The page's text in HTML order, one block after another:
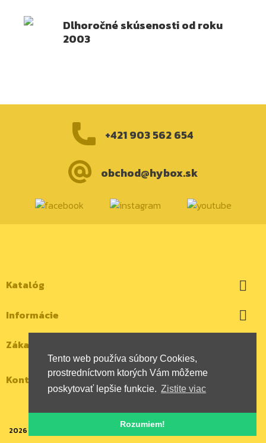
Tento web používa súbory Cookies,
prostredníctvom ktorých Vám môžeme
poskytovať lepšie funkcie. Zistite viac
Rozumiem!
Dlhoročné skúsenosti od roku
2003
+421 903 562 654
obchod@hybox.sk
Katalóg 
Informácie 
Zákaznícky účet
Kontaktujte nás
2026 | Všetky autorské práva vyhradené | HYBOX Slovakia, s.r.o.